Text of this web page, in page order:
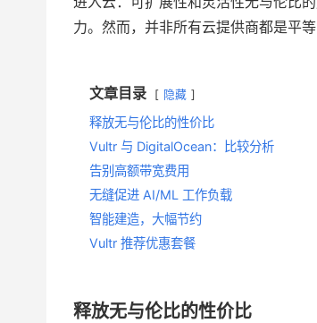
力。然而，并非所有云提供商都是平
文章目录 隐藏
释放无与伦比的性价比
Vultr 与 DigitalOcean：比较分析
告别高额带宽费用
无缝促进 AI/ML 工作负载
智能建造，大幅节约
Vultr 推荐优惠套餐
释放无与伦比的性价比